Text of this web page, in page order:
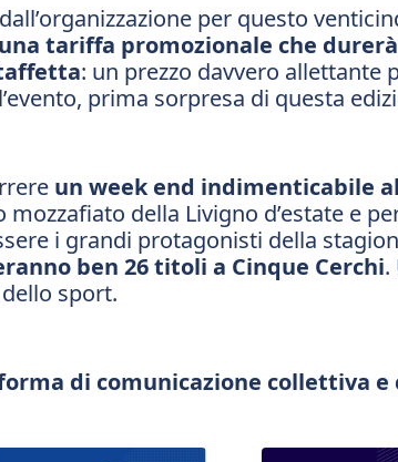
per questo
tariffa promozionale che
: un prezzo davvero allettante
prima sorpresa di questa
un week end indimenticabile
mozzafiato della Livigno d’estate e
i grandi protagonisti della
ben 26 titoli a Cinque Cerchi.
sport.
di comunicazione collettiva